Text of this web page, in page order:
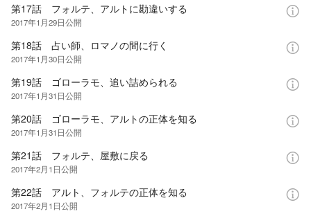
第17話 フォルテ、アルトに勘違いする
2017年1月29日公開
第18話 占い師、ロマノの間に行く
2017年1月30日公開
第19話 ゴローラモ、追い詰められる
2017年1月31日公開
第20話 ゴローラモ、アルトの正体を知る
2017年1月31日公開
第21話 フォルテ、屋敷に戻る
2017年2月1日公開
第22話 アルト、フォルテの正体を知る
2017年2月1日公開